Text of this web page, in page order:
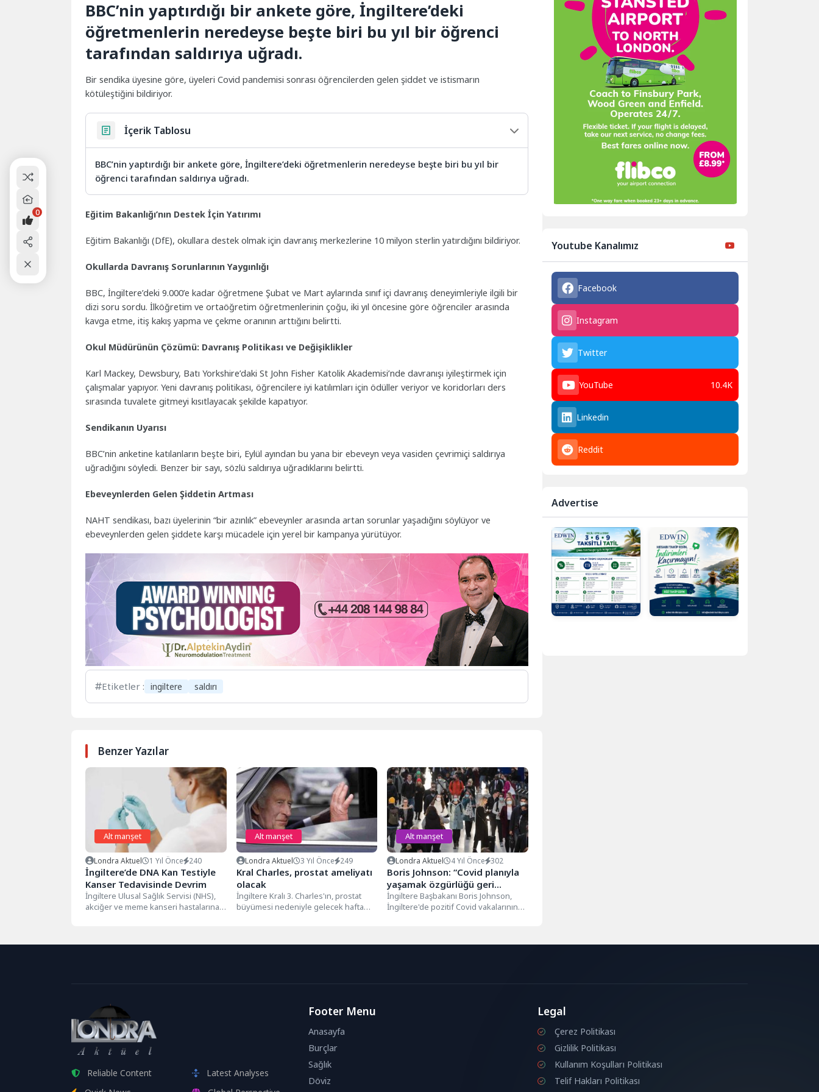
BBC’nin yaptırdığı bir ankete göre, İngiltere’deki
öğretmenlerin neredeyse beşte biri bu yıl bir öğrenci
tarafından saldırıya uğradı.
Bir sendika üyesine göre, üyeleri Covid pandemisi sonrası öğrencilerden gelen şiddet ve istismarın
kötüleştiğini bildiriyor.
İçerik Tablosu
BBC’nin yaptırdığı bir ankete göre, İngiltere’deki öğretmenlerin neredeyse beşte biri bu yıl bir
öğrenci tarafından saldırıya uğradı.
Eğitim Bakanlığı’nın Destek İçin Yatırımı
Eğitim Bakanlığı (DfE), okullara destek olmak için davranış merkezlerine 10 milyon sterlin yatırdığını bildiriyor.
Okullarda Davranış Sorunlarının Yaygınlığı
BBC, İngiltere’deki 9.000’e kadar öğretmene Şubat ve Mart aylarında sınıf içi davranış deneyimleriyle ilgili bir
dizi soru sordu. İlköğretim ve ortaöğretim öğretmenlerinin çoğu, iki yıl öncesine göre öğrenciler arasında
kavga etme, itiş kakış yapma ve çekme oranının arttığını belirtti.
Okul Müdürünün Çözümü: Davranış Politikası ve Değişiklikler
Karl Mackey, Dewsbury, Batı Yorkshire’daki St John Fisher Katolik Akademisi’nde davranışı iyileştirmek için
çalışmalar yapıyor. Yeni davranış politikası, öğrencilere iyi katılımları için ödüller veriyor ve koridorları ders
sırasında tuvalete gitmeyi kısıtlayacak şekilde kapatıyor.
Sendikanın Uyarısı
BBC’nin anketine katılanların beşte biri, Eylül ayından bu yana bir ebeveyn veya vasiden çevrimiçi saldırıya
uğradığını söyledi. Benzer bir sayı, sözlü saldırıya uğradıklarını belirtti.
Ebeveynlerden Gelen Şiddetin Artması
NAHT sendikası, bazı üyelerinin “bir azınlık” ebeveynler arasında artan sorunlar yaşadığını söylüyor ve
ebeveynlerden gelen şiddete karşı mücadele için yerel bir kampanya yürütüyor.
Etiketler : ingiltere saldırı
Benzer Yazılar
Alt manşet
Londra Aktuel 1 Yıl Önce 240
İngiltere’de DNA Kan Testiyle
Kanser Tedavisinde Devrim
İngiltere Ulusal Sağlık Servisi (NHS),
akciğer ve meme kanseri hastalarına
Alt manşet
Londra Aktuel 3 Yıl Önce 249
Kral Charles, prostat ameliyatı
olacak
İngiltere Kralı 3. Charles'ın, prostat
büyümesi nedeniyle gelecek hafta
Alt manşet
Londra Aktuel 4 Yıl Önce 302
Boris Johnson: “Covid planıyla
yaşamak özgürlüğü geri
getirecek”
İngiltere Başbakanı Boris Johnson,
İngiltere'de pozitif Covid vakalarının
Youtube Kanalımız
Facebook
Instagram
Twitter
YouTube 10.4K
Linkedin
Reddit
Advertise
Reliable Content
Latest Analyses
Footer Menu
Anasayfa
Burçlar
Sağlık
Döviz
Legal
Çerez Politikası
Gizlilik Politikası
Kullanım Koşulları Politikası
Telif Hakları Politikası
0